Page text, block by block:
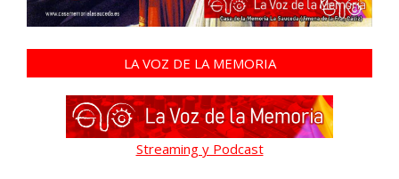
LA VOZ DE LA MEMORIA
Streaming y Podcast